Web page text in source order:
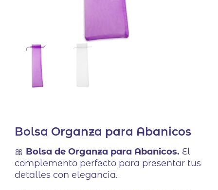
Bolsa Organza para Abanicos
🎀 Bolsa de Organza para Abanicos. El
complemento perfecto para presentar tus
detalles con elegancia.